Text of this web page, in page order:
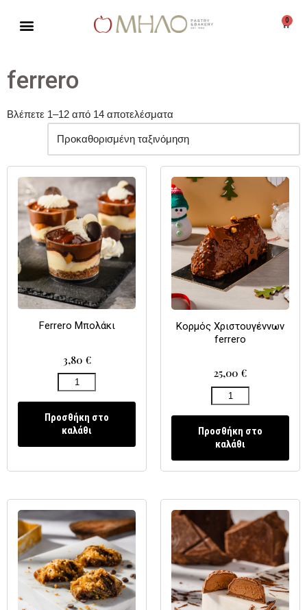
περιεχόμενο
0
ferrero
Βλέπετε 1–12 από 14 αποτελέσματα
Ferrero Μπολάκι
3,80 €
Προσθήκη στο
καλάθι
Κορμός Χριστουγέννων
ferrero
25,00 €
Προσθήκη στο
καλάθι